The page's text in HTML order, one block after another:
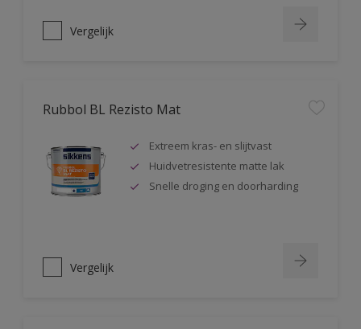
Vergelijk
Rubbol BL Rezisto Mat
Extreem kras- en slijtvast
Huidvetresistente matte lak
Snelle droging en doorharding
Vergelijk